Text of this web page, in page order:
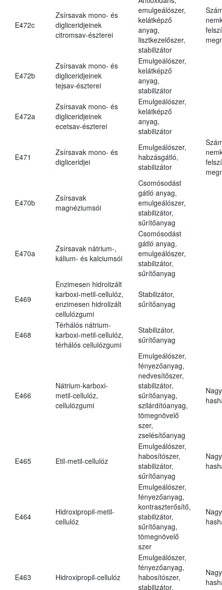
E472c
Zsírsavak mono- és
digliceridjeinek
citromsav-észterei
emulgeálószer,
kelátképző
anyag,
lisztkezelőszer,
stabilizátor
E472b
Zsírsavak mono- és
digliceridjeinek
tejsav-észterei
Emulgeálószer,
kelátképző
anyag,
stabilizátor
E472a
Zsírsavak mono- és
digliceridjeinek
ecetsav-észterei
Emulgeálószer,
kelátképző
anyag,
stabilizátor
E471
Zsírsavak mono- és
digliceridjei
Emulgeálószer,
habzásgátló,
stabilizátor
E470b
Zsírsavak
magnéziumsói
Csomósodást
gátló anyag,
emulgeálószer,
stabilizátor,
sűrítőanyag
E470a
Zsírsavak nátrium-,
kálium- és kalciumsói
Csomósodást
gátló anyag,
emulgeálószer,
stabilizátor,
sűrítőanyag
E469
Enzimesen hidrolizált
karboxi-metil-cellulóz,
enzimesen hidrolizált
cellulózgumi
Stabilizátor,
sűrítőanyag
E468
Térhálós nátrium-
karboxi-metil-cellulóz,
térhálós cellulózgumi
Stabilizátor,
sűrítőanyag
E466
Nátrium-karboxi-
metil-cellulóz,
cellulózgumi
Emulgeálószer,
fényezőanyag,
nedvesítőszer,
stabilizátor,
sűrítőanyag,
szilárdítóanyag,
tömegnövelő
szer,
zselésítőanyag
E465 Etil-metil-cellulóz
Emulgeálószer,
habosítószer,
stabilizátor,
sűrítőanyag
E464
Hidroxipropil-metil-
cellulóz
Emulgeálószer,
fényezőanyag,
kontraszterősítő,
stabilizátor,
sűrítőanyag,
tömegnövelő
szer
E463 Hidroxipropil-cellulóz
Emulgeálószer,
fényezőanyag,
habosítószer,
stabilizátor,